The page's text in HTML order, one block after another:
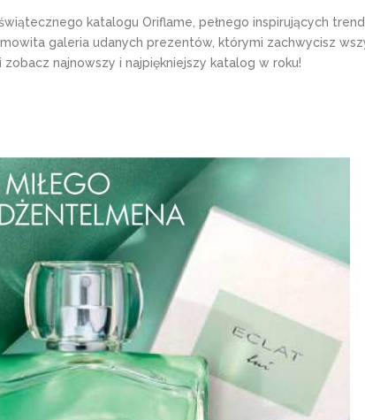
katalogu Oriflame, pełnego inspirujących
galeria udanych prezentów, którymi zachwycisz
najnowszy i najpiękniejszy katalog w roku!